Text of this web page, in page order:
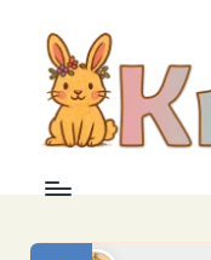
content
K
r